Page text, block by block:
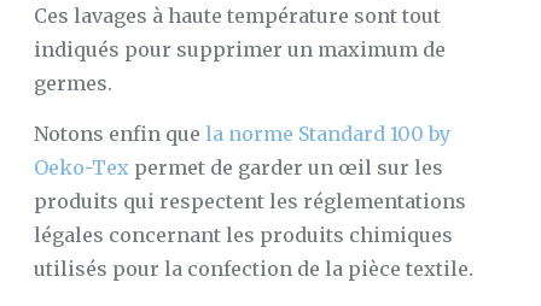
Ces lavages à haute température sont tout
indiqués pour supprimer un maximum de
germes.
Notons enfin que la norme Standard 100 by
Oeko-Tex permet de garder un œil sur les
produits qui respectent les réglementations
légales concernant les produits chimiques
utilisés pour la confection de la pièce textile.